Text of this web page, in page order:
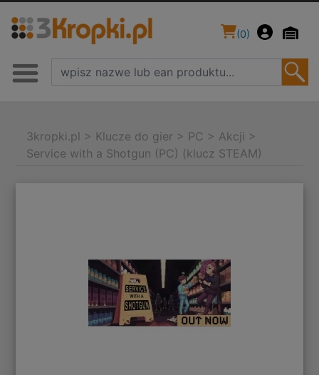
(0)
3kropki.pl > Klucze do gier > PC > Akcji >
Service with a Shotgun (PC) (klucz STEAM)